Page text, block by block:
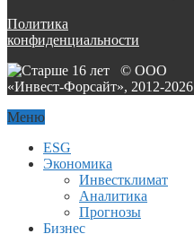
Политика
конфиденциальности
© ООО
«Инвест-Форсайт», 2012-2026
Меню
ESG
Экономика
Инвестклимат
Аналитика
Прогнозы
Бизнес